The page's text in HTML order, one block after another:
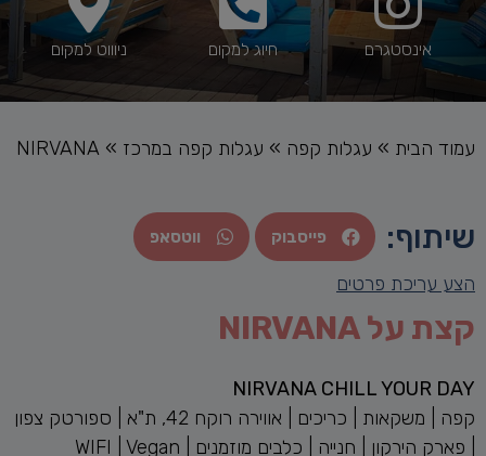
אינסטגרם חיוג למקום ניוווט למקום
עמוד הבית » עגלות קפה » עגלות קפה במרכז »
NIRVANA
שיתוף: פייסבוק ווטסאפ
הצע עריכת פרטים
קצת על NIRVANA
NIRVANA CHILL YOUR DAY
קפה | משקאות | כריכים | אווירה רוקח 42, ת"א | ספורטק צפון
| פארק הירקון | חנייה | כלבים מוזמנים | WIFI | Vegan